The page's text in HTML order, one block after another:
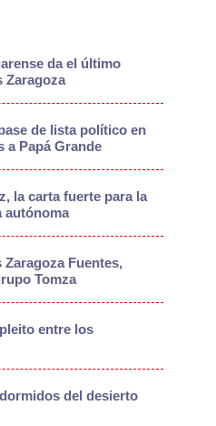
da el último
Zaragoza
de lista político en
a Papá Grande
la carta fuerte para la
autónoma
Zaragoza Fuentes,
Tomza
entre los
del desierto